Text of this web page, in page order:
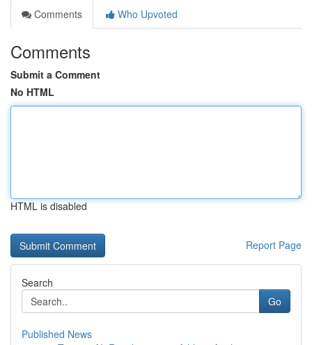
Comments
Who Upvoted
Comments
Submit a Comment
No HTML
HTML is disabled
Report Page
Search
Go
Published News